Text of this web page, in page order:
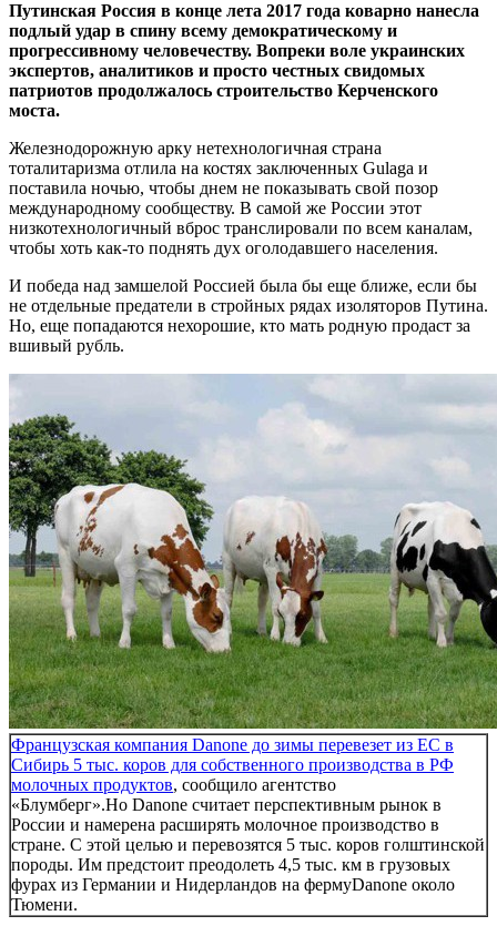
Путинская Россия в конце лета 2017 года коварно нанесла
подлый удар в спину всему демократическому и
прогрессивному человечеству. Вопреки воле украинских
экспертов, аналитиков и просто честных свидомых
патриотов продолжалось строительство Керченского
моста.
Железнодорожную арку нетехнологичная страна
тоталитаризма отлила на костях заключенных Gulaga и
поставила ночью, чтобы днем не показывать свой позор
международному сообществу. В самой же России этот
низкотехнологичный вброс транслировали по всем каналам,
чтобы хоть как-то поднять дух оголодавшего населения.
И победа над замшелой Россией была бы еще ближе, если бы
не отдельные предатели в стройных рядах изоляторов Путина.
Но, еще попадаются нехорошие, кто мать родную продаст за
вшивый рубль.
Французская компания Danone до зимы перевезет из ЕС в
Сибирь 5 тыс. коров для собственного производства в РФ
молочных продуктов, сообщило агентство
«Блумберг».Но Danone считает перспективным рынок в
России и намерена расширять молочное производство в
стране. С этой целью и перевозятся 5 тыс. коров голштинской
породы. Им предстоит преодолеть 4,5 тыс. км в грузовых
фурах из Германии и Нидерландов на фермуDanone около
Тюмени.